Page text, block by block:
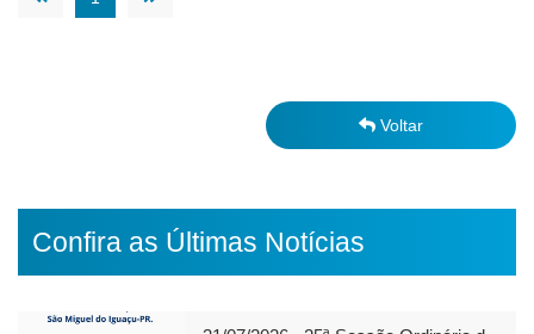
Voltar
Confira as Últimas Notícias